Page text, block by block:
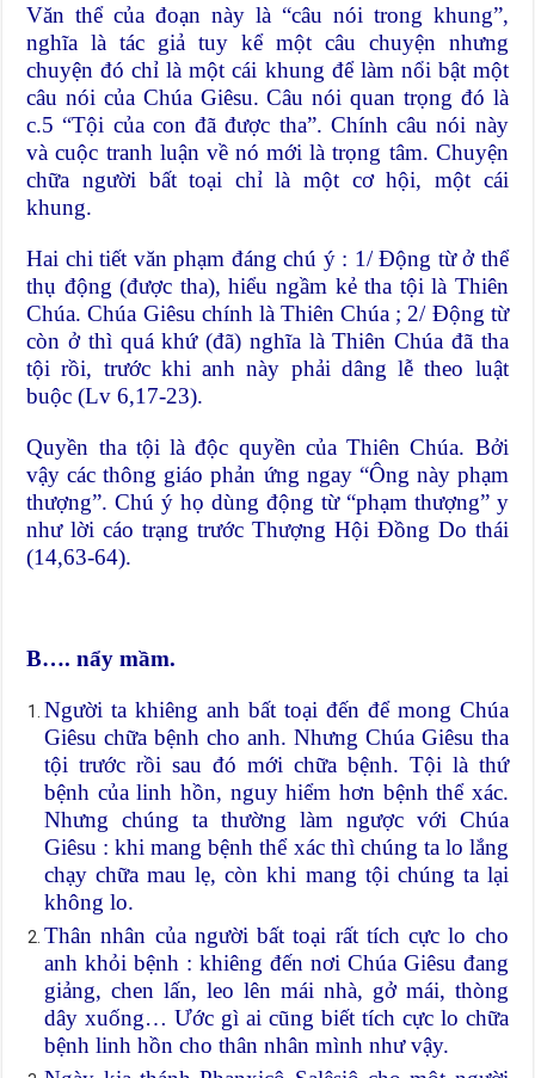
Văn thể của đoạn này là “câu nói trong khung”,
nghĩa là tác giả tuy kể một câu chuyện nhưng
chuyện đó chỉ là một cái khung để làm nổi bật một
câu nói của Chúa Giêsu. Câu nói quan trọng đó là
c.5 “Tội của con đã được tha”. Chính câu nói này
và cuộc tranh luận về nó mới là trọng tâm. Chuyện
chữa người bất toại chỉ là một cơ hội, một cái
khung.
Hai chi tiết văn phạm đáng chú ý : 1/ Động từ ở thể
thụ động (được tha), hiểu ngầm kẻ tha tội là Thiên
Chúa. Chúa Giêsu chính là Thiên Chúa ; 2/ Động từ
còn ở thì quá khứ (đã) nghĩa là Thiên Chúa đã tha
tội rồi, trước khi anh này phải dâng lễ theo luật
buộc (Lv 6,17-23).
Quyền tha tội là độc quyền của Thiên Chúa. Bởi
vậy các thông giáo phản ứng ngay “Ông này phạm
thượng”. Chú ý họ dùng động từ “phạm thượng” y
như lời cáo trạng trước Thượng Hội Đồng Do thái
(14,63-64).
B…. nẩy mầm.
Người ta khiêng anh bất toại đến để mong Chúa
Giêsu chữa bệnh cho anh. Nhưng Chúa Giêsu tha
tội trước rồi sau đó mới chữa bệnh. Tội là thứ
bệnh của linh hồn, nguy hiểm hơn bệnh thể xác.
Nhưng chúng ta thường làm ngược với Chúa
Giêsu : khi mang bệnh thể xác thì chúng ta lo lắng
chạy chữa mau lẹ, còn khi mang tội chúng ta lại
không lo.
Thân nhân của người bất toại rất tích cực lo cho
anh khỏi bệnh : khiêng đến nơi Chúa Giêsu đang
giảng, chen lấn, leo lên mái nhà, gở mái, thòng
dây xuống… Ước gì ai cũng biết tích cực lo chữa
bệnh linh hồn cho thân nhân mình như vậy.